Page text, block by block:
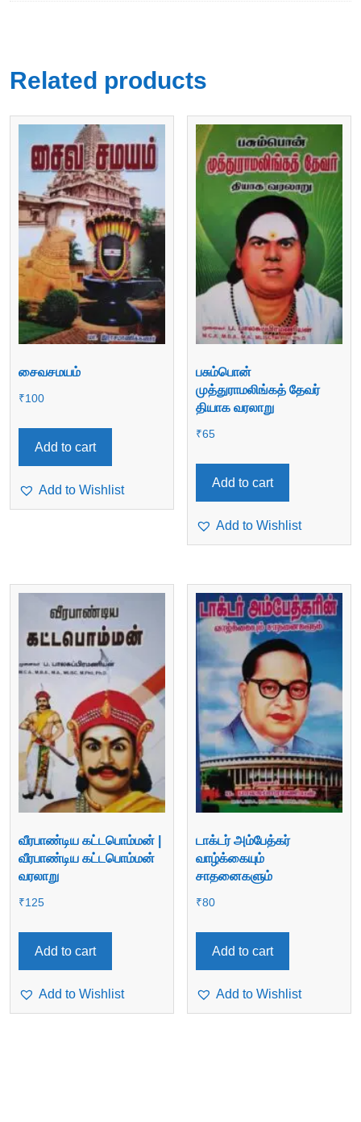
Related products
சைவசமயம்
₹100
Add to cart
Add to Wishlist
பசும்பொன்
முத்துராமலிங்கத் தேவர்
தியாக வரலாறு
₹65
Add to cart
Add to Wishlist
வீரபாண்டிய கட்டபொம்மன் |
வீரபாண்டிய கட்டபொம்மன்
வரலாறு
₹125
Add to cart
Add to Wishlist
டாக்டர் அம்பேத்கர்
வாழ்க்கையும்
சாதனைகளும்
₹80
Add to cart
Add to Wishlist